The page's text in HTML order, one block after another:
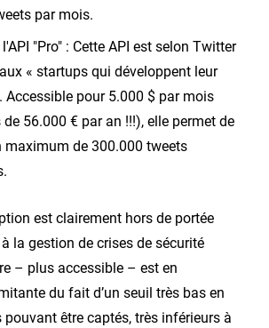
par mois.
l'API "Pro" : Cette API est selon Twitter
« startups qui développent leur
Accessible pour 5.000 $ par mois
56.000 € par an !!!), elle permet de
maximum de 300.000 tweets
est clairement hors de portée
la gestion de crises de sécurité
– plus accessible – est en
du fait d’un seuil très bas en
pouvant être captés, très inférieurs à